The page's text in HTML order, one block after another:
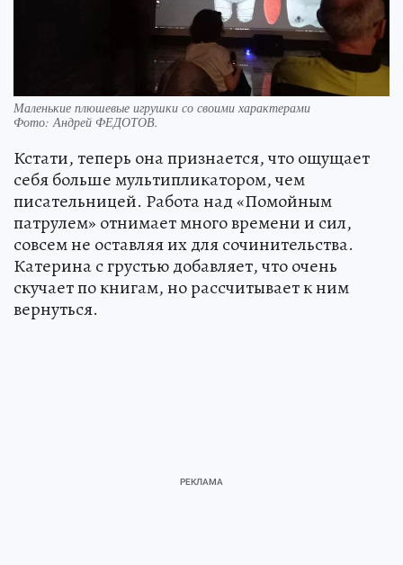
Маленькие плюшевые игрушки со своими характерами
Фото:Андрей ФЕДОТОВ.
Кстати, теперь она признается, что ощущает
себя больше мультипликатором, чем
писательницей. Работа над «Помойным
патрулем» отнимает много времени и сил,
совсем не оставляя их для сочинительства.
Катерина с грустью добавляет, что очень
скучает по книгам, но рассчитывает к ним
вернуться.